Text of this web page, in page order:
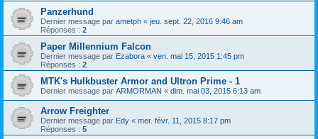
Panzerhund
Dernier message par ametph « jeu. sept. 22, 2016 9:46 am
Réponses : 2
Paper Millennium Falcon
Dernier message par Ezabora « ven. mai 15, 2015 1:45 pm
Réponses : 2
MTK's Hulkbuster Armor and Ultron Prime - 1
Dernier message par ARMORMAN « dim. mai 03, 2015 6:13 am
Arrow Freighter
Dernier message par Edy « mer. févr. 11, 2015 8:17 pm
Réponses : 5